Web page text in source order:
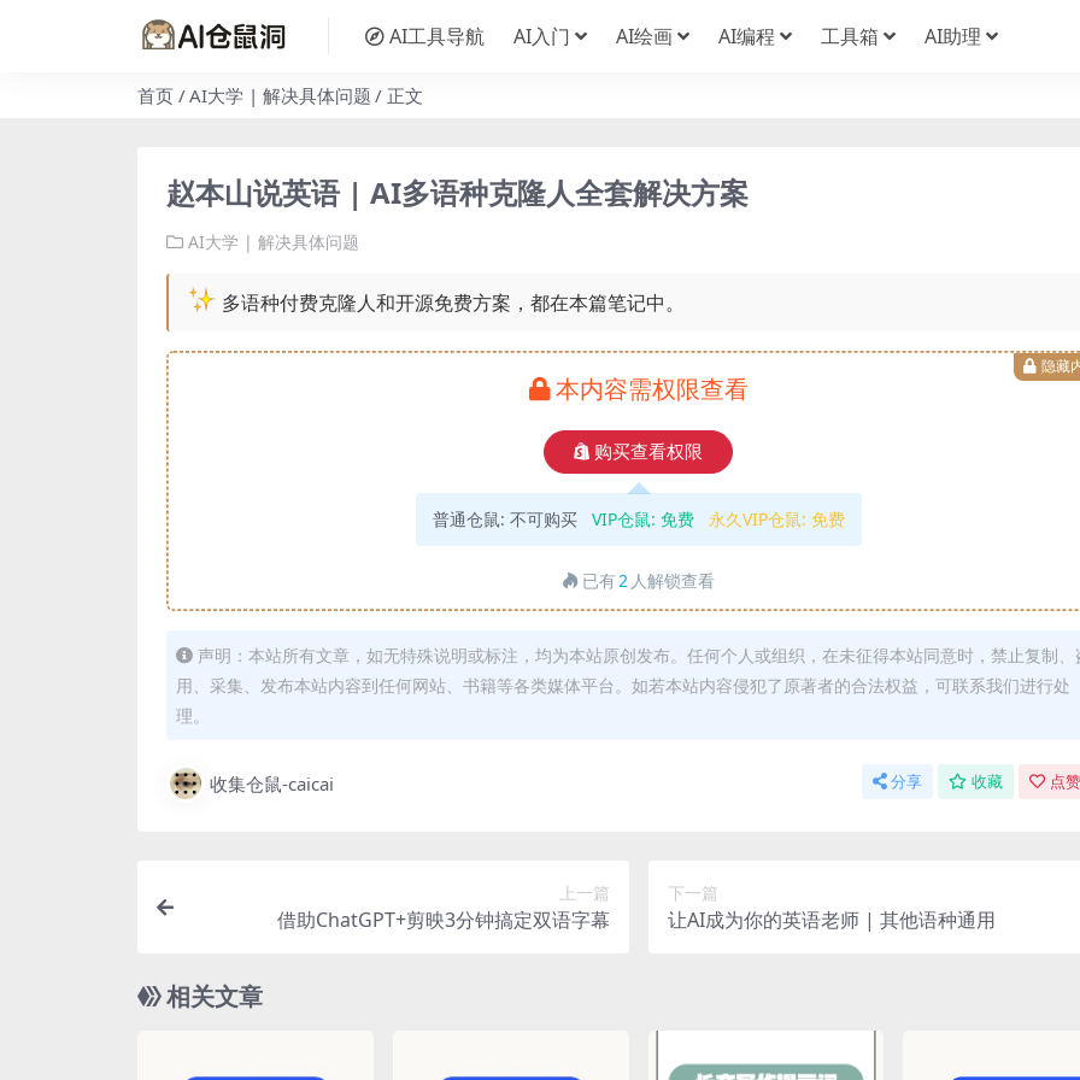
AI工具导航 AI入门 AI绘画 AI编程 工具箱 AI助理
首页 AI大学 | 解决具体问题 正文
赵本山说英语 | AI多语种克隆人全套解决方案
AI大学 | 解决具体问题
多语种付费克隆人和开源免费方案，都在本篇笔记中。
隐藏
本内容需权限查看
购买查看权限
普通仓鼠: 不可购买 VIP仓鼠: 免费 永久VIP仓鼠: 免费
已有2 人解锁查看
声明：本站所有文章，如无特殊说明或标注，均为本站原创发布。任何个人或组织，在未征得本站同意时，禁止复制、
用、采集、发布本站内容到任何网站、书籍等各类媒体平台。如若本站内容侵犯了原著者的合法权益，可联系我们进行处
理。
收集仓鼠-caicai 分享 收藏 点
上一篇
借助ChatGPT+剪映3分钟搞定双语字幕
下一篇
让AI成为你的英语老师 | 其他语种通用
相关文章